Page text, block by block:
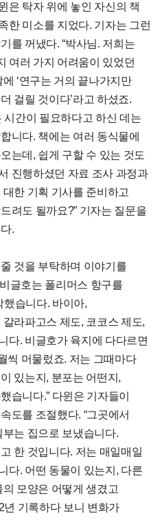
은 탁자 위에 놓인 자신의 책
한 미소를 지었다. 기자는 그런
를 꺼냈다. “박사님. 저희는
여러 가지 어려움이 있었던
‘연구는 거의 끝나가지만
걸릴 것이다’라고 하셨죠.
간이 필요하다고 하신 데는
니다. 책에는 여러 동식물에
는데, 쉽게 구할 수 있는 것도
진행하셨던 자료 조사 과정과
한 기획 기사를 준비하고
려도 될까요?” 기자는 질문을
.
것을 부탁하며 이야기를
글호는 폴리머스 항구를
습니다. 바이아,
라파고스 제도, 코코스 제도,
다. 비글호가 육지에 다다르면
씩 머물렀죠. 저는 그때마다
있는지, 분포는 어떤지,
습니다.” 다윈은 기자들이
도를 조절했다. “그곳에서
는 집으로 보냈습니다.
한 것입니다. 저는 매일매일
다. 어떤 동물이 있는지, 다른
모양은 어떻게 생겼고
년 기록하다 보니 변화가